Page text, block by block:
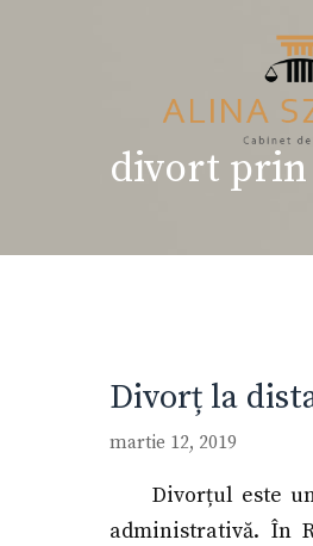
divort prin
Divorț la
martie 12, 2019
Divorțul este
administrativă. În